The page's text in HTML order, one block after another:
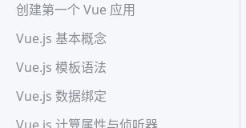
创建第一个 Vue 应用
Vue.js 基本概念
Vue.js 模板语法
Vue.js 数据绑定